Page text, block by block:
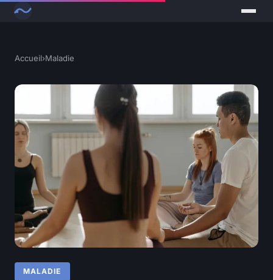
Accueil›Maladie
MALADIE